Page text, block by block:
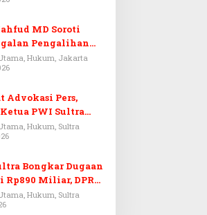
MD Soroti
Pengalihan
Tersangka
Hukum, Jakarta
Advokasi Pers,
PWI Sultra
Menjadi
PERADI
Hukum, Sultra
Bongkar Dugaan
Rp890 Miliar, DPRD
RDP
Hukum, Sultra